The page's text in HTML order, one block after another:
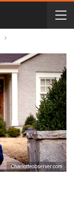
Сharlotteobserver.com